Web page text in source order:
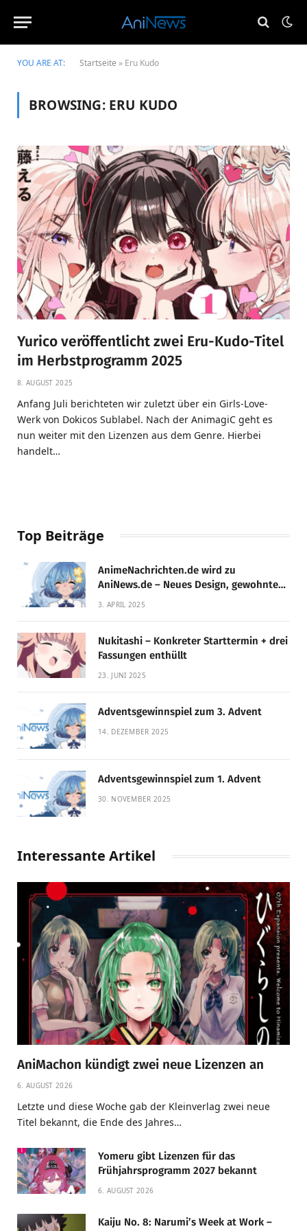
YOU ARE AT: Startseite » Eru Kudo
BROWSING: ERU KUDO
Yurico veröffentlicht zwei Eru-Kudo-Titel
im Herbstprogramm 2025
8. AUGUST 2025
Anfang Juli berichteten wir zuletzt über ein Girls-Love-
Werk von Dokicos Sublabel. Nach der AnimagiC geht es
nun weiter mit den Lizenzen aus dem Genre. Hierbei
handelt…
Top Beiträge
AnimeNachrichten.de wird zu
AniNews.de – Neues Design, gewohnte
Qualität!
3. APRIL 2025
Nukitashi – Konkreter Starttermin + drei
Fassungen enthüllt
23. JUNI 2025
Adventsgewinnspiel zum 3. Advent
14. DEZEMBER 2025
Adventsgewinnspiel zum 1. Advent
30. NOVEMBER 2025
Interessante Artikel
AniMachon kündigt zwei neue Lizenzen an
6. AUGUST 2026
Letzte und diese Woche gab der Kleinverlag zwei neue
Titel bekannt, die Ende des Jahres…
Yomeru gibt Lizenzen für das
Frühjahrsprogramm 2027 bekannt
6. AUGUST 2026
Kaiju No. 8: Narumi’s Week at Work –